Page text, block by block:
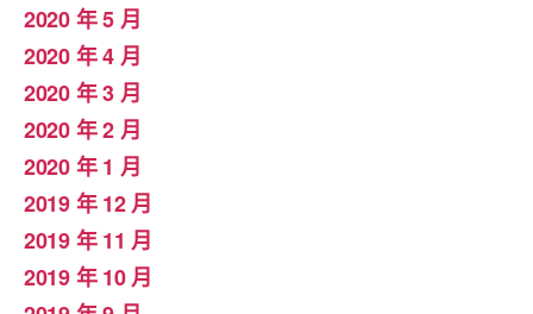
2020 年 5 月
2020 年 4 月
2020 年 3 月
2020 年 2 月
2020 年 1 月
2019 年 12 月
2019 年 11 月
2019 年 10 月